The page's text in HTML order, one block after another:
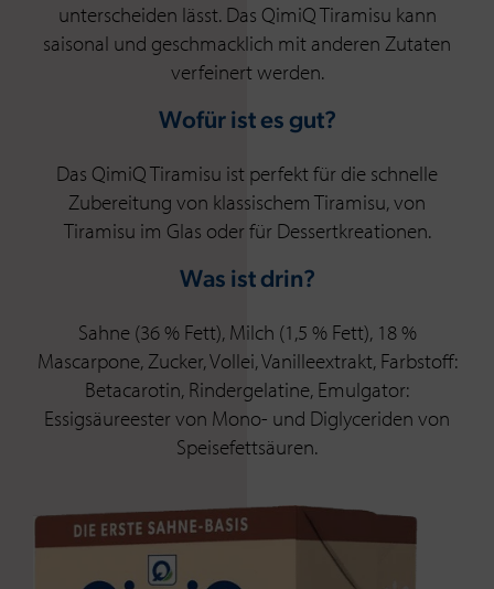
unterscheiden lässt. Das QimiQ Tiramisu kann
saisonal und geschmacklich mit anderen Zutaten
verfeinert werden.
Wofür ist es gut?
Das QimiQ Tiramisu ist perfekt für die schnelle
Zubereitung von klassischem Tiramisu, von
Tiramisu im Glas oder für Dessertkreationen.
Was ist drin?
Sahne (36 % Fett), Milch (1,5 % Fett), 18 %
Mascarpone, Zucker, Vollei, Vanilleextrakt, Farbstoff:
Betacarotin, Rindergelatine, Emulgator:
Essigsäureester von Mono- und Diglyceriden von
Speisefettsäuren.